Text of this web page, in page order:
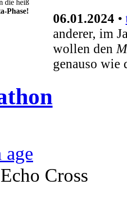
die heiß
Phase!
06.01.2024 •
anderer, im
wollen den
genauso wie
Cross